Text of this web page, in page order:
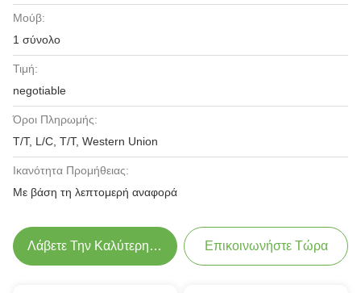
Μούβ:
1 σύνολο
Τιμή:
negotiable
Όροι Πληρωμής:
T/T, L/C, T/T, Western Union
Ικανότητα Προμήθειας:
Με βάση τη λεπτομερή αναφορά
Λάβετε Την Καλύτερη Τιμή Επικοινωνήστε Τώρα